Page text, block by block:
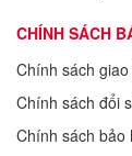
CHÍNH SÁCH
Chính sách
Chính sách đổi
Chính sách bảo